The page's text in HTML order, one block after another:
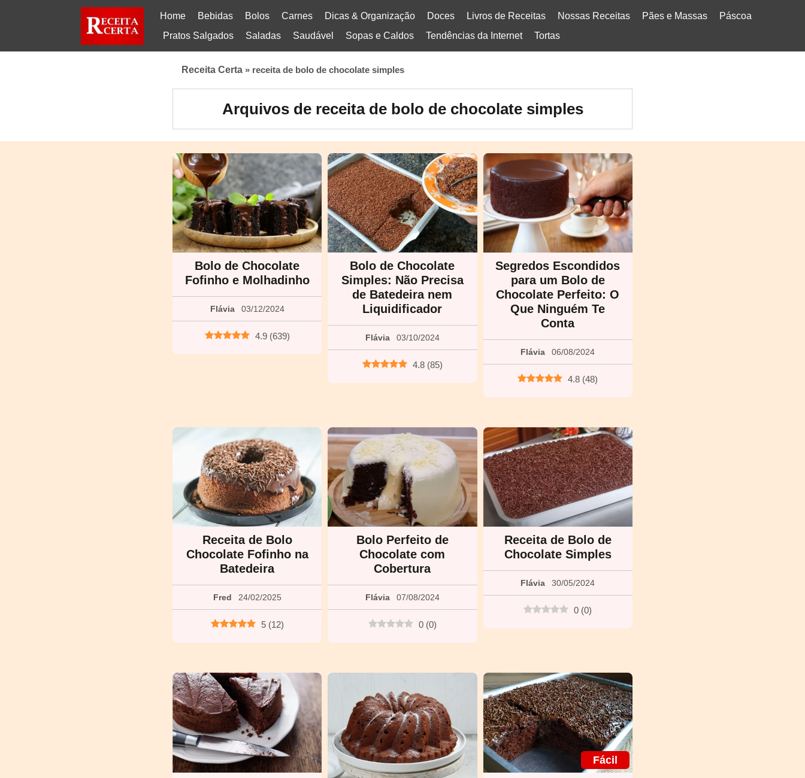
Home Bebidas Bolos Carnes Dicas & Organização Doces Livros de Receitas Nossas Receitas Pães e Massas
Páscoa
Pratos Salgados
Saladas Saudável Sopas e Caldos Tendências da Internet Tortas
Receita Certa » receita de bolo de chocolate simples
Arquivos de receita de bolo de chocolate simples
Bolo de Chocolate
Fofinho e Molhadinho
Flávia 03/12/2024
4.9 (639)
Bolo de Chocolate
Simples: Não Precisa
de Batedeira nem
Liquidificador
Flávia 03/10/2024
4.8 (85)
Segredos Escondidos
para um Bolo de
Chocolate Perfeito: O
Que Ninguém Te
Conta
Flávia 06/08/2024
4.8 (48)
Receita de Bolo
Chocolate Fofinho na
Batedeira
Fred 24/02/2025
5 (12)
Bolo Perfeito de
Chocolate com
Cobertura
Flávia 07/08/2024
0 (0)
Receita de Bolo de
Chocolate Simples
Flávia 30/05/2024
0 (0)
Fácil